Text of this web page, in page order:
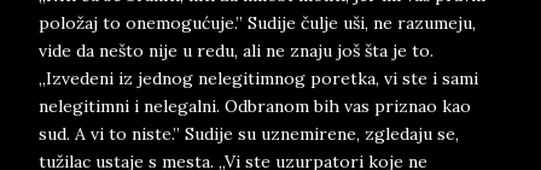
položaj to onemogućuje.” Sudije čulje uši, ne razumeju,
vide da nešto nije u redu, ali ne znaju još šta je to.
„Izvedeni iz jednog nelegitimnog poretka, vi ste i sami
nelegitimni i nelegalni. Odbranom bih vas priznao kao
sud. A vi to niste.” Sudije su uznemirene, zgledaju se,
tužilac ustaje s mesta. „Vi ste uzurpatori koje ne